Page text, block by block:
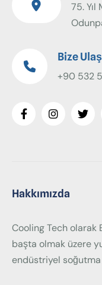
75. Yıl
Bize
+90 532
Hakkımızda
Cooling Tech olarak
başta olmak üzere
endüstriyel